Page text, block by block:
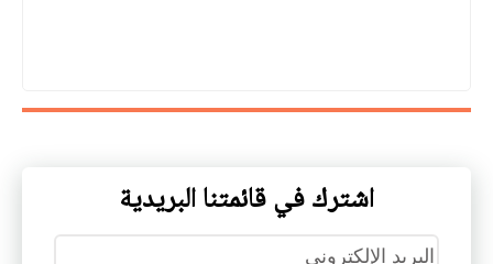
اشترك في قائمتنا البريدية